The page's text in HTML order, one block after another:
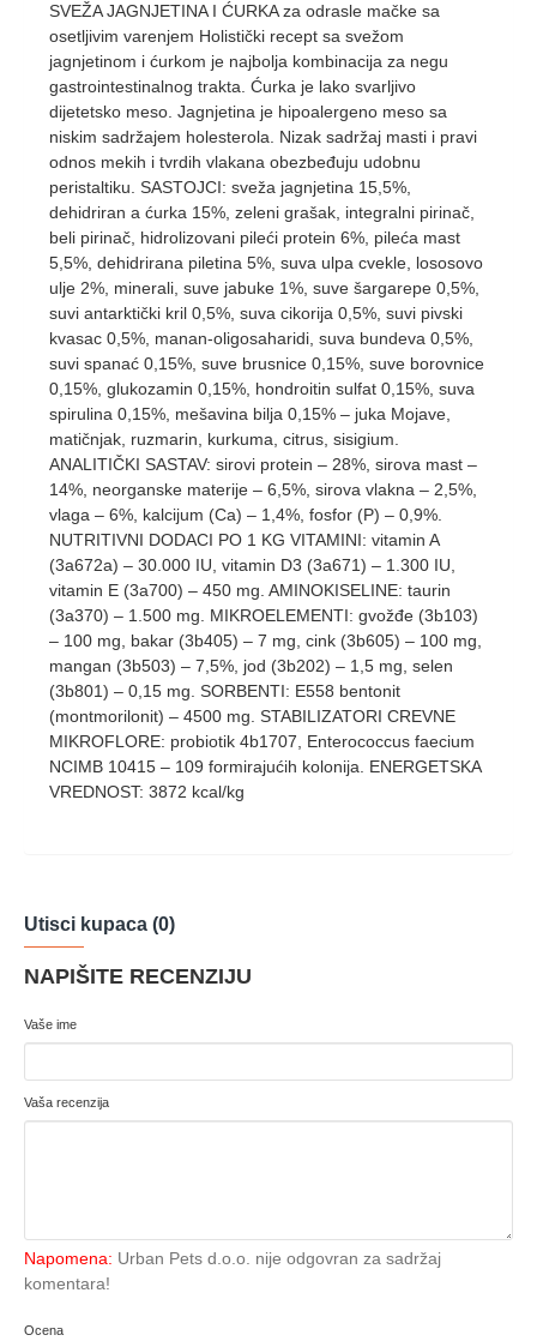
SVEŽA JAGNJETINA I ĆURKA za odrasle mačke sa
osetljivim varenjem Holistički recept sa svežom
jagnjetinom i ćurkom je najbolja kombinacija za negu
gastrointestinalnog trakta. Ćurka je lako svarljivo
dijetetsko meso. Jagnjetina je hipoalergeno meso sa
niskim sadržajem holesterola. Nizak sadržaj masti i pravi
odnos mekih i tvrdih vlakana obezbeđuju udobnu
peristaltiku. SASTOJCI: sveža jagnjetina 15,5%,
dehidriran a ćurka 15%, zeleni grašak, integralni pirinač,
beli pirinač, hidrolizovani pileći protein 6%, pileća mast
5,5%, dehidrirana piletina 5%, suva ulpa cvekle, lososovo
ulje 2%, minerali, suve jabuke 1%, suve šargarepe 0,5%,
suvi antarktički kril 0,5%, suva cikorija 0,5%, suvi pivski
kvasac 0,5%, manan-oligosaharidi, suva bundeva 0,5%,
suvi spanać 0,15%, suve brusnice 0,15%, suve borovnice
0,15%, glukozamin 0,15%, hondroitin sulfat 0,15%, suva
spirulina 0,15%, mešavina bilja 0,15% – juka Mojave,
matičnjak, ruzmarin, kurkuma, citrus, sisigium.
ANALITIČKI SASTAV: sirovi protein – 28%, sirova mast –
14%, neorganske materije – 6,5%, sirova vlakna – 2,5%,
vlaga – 6%, kalcijum (Ca) – 1,4%, fosfor (P) – 0,9%.
NUTRITIVNI DODACI PO 1 KG VITAMINI: vitamin A
(3a672a) – 30.000 IU, vitamin D3 (3a671) – 1.300 IU,
vitamin E (3a700) – 450 mg. AMINOKISELINE: taurin
(3a370) – 1.500 mg. MIKROELEMENTI: gvožđe (3b103)
– 100 mg, bakar (3b405) – 7 mg, cink (3b605) – 100 mg,
mangan (3b503) – 7,5%, jod (3b202) – 1,5 mg, selen
(3b801) – 0,15 mg. SORBENTI: E558 bentonit
(montmorilonit) – 4500 mg. STABILIZATORI CREVNE
MIKROFLORE: probiotik 4b1707, Enterococcus faecium
NCIMB 10415 – 109 formirajućih kolonija. ENERGETSKA
VREDNOST: 3872 kcal/kg
Utisci kupaca (0)
NAPIŠITE RECENZIJU
Vaše ime
Vaša recenzija
Napomena: Urban Pets d.o.o. nije odgovran za sadržaj
komentara!
Ocena